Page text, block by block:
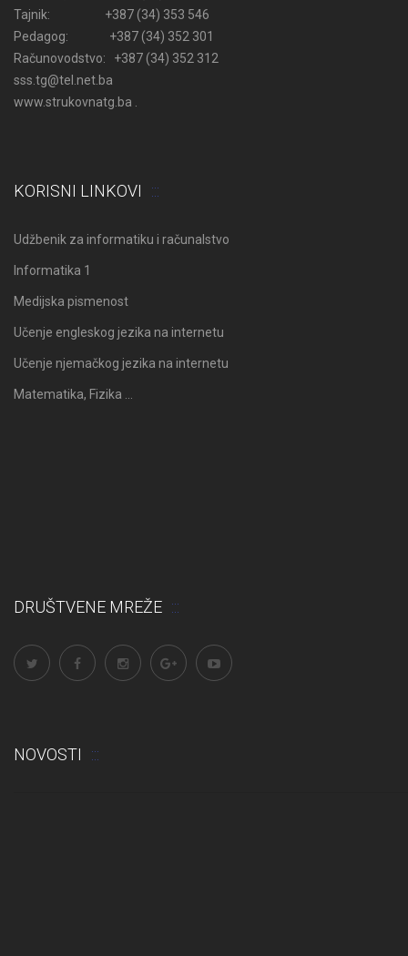
Tajnik: +387 (34) 353 546
Pedagog: +387 (34) 352 301
Računovodstvo: +387 (34) 352 312
sss.tg@tel.net.ba
www.strukovnatg.ba .
KORISNI LINKOVI
Udžbenik za informatiku i računalstvo
Informatika 1
Medijska pismenost
Učenje engleskog jezika na internetu
Učenje njemačkog jezika na internetu
Matematika, Fizika …
DRUŠTVENE MREŽE
NOVOSTI